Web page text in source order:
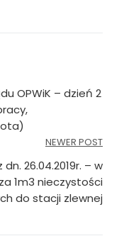
OPWiK – dzień 2
NEWER POST
26.04.2019r. – w
1m3 nieczystości
do stacji zlewnej